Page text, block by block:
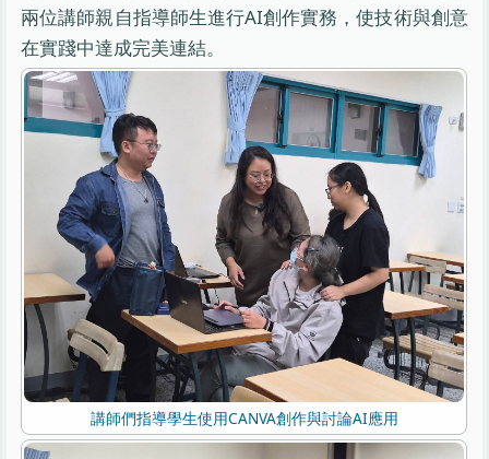
兩位講師親自指導師生進行AI創作實務，使技術與創意
在實踐中達成完美連結。
講師們指導學生使用CANVA創作與討論AI應用